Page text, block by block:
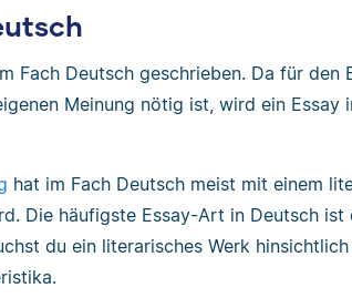
Fach Deutsch geschrieben. Da für den
Meinung nötig ist, wird ein Essay
hat im Fach Deutsch meist mit einem
Die häufigste Essay-Art in Deutsch ist
du ein literarisches Werk